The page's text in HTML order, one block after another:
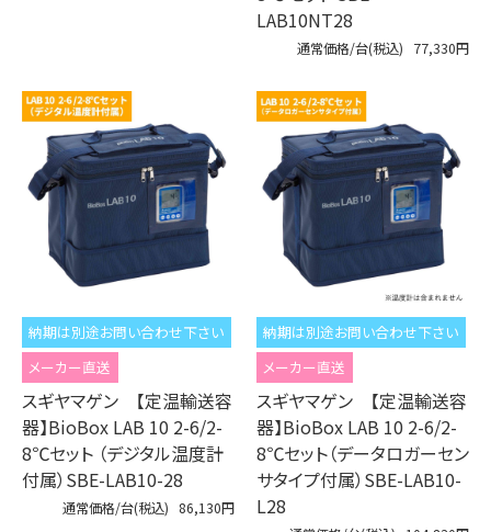
LAB10NT28
通常価格/台(税込) 77,330円
納期は別途お問い合わせ下さい
メーカー直送
スギヤマゲン 【定温輸送容
器】BioBox LAB 10 2-6/2-
8℃セット （デジタル温度計
付属）SBE-LAB10-28
通常価格/台(税込) 86,130円
納期は別途お問い合わせ下さい
メーカー直送
スギヤマゲン 【定温輸送容
器】BioBox LAB 10 2-6/2-
8℃セット（データロガーセン
サタイプ付属）SBE-LAB10-
L28